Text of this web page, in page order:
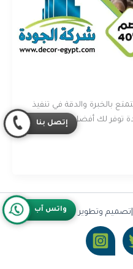
بالخبرة والدقة في تنفيذ
توفر لك أفضل […]
Olymoo
واتس آب
إتصل بنا